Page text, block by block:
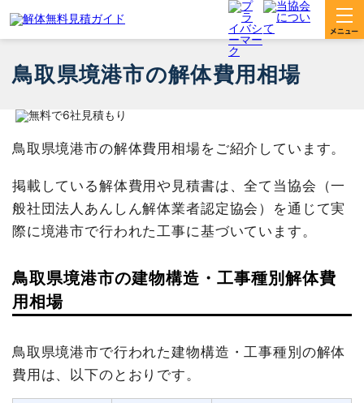
鳥取県境港市の解体費用相場
鳥取県境港市の解体費用相場をご紹介しています。
掲載している解体費用や見積書は、全て当協会（一
般社団法人あんしん解体業者認定協会）を通じて実
際に境港市で行われた工事に基づいています。
鳥取県境港市の建物構造・工事種別解体費
用相場
鳥取県境港市で行われた建物構造・工事種別の解体
費用は、以下のとおりです。